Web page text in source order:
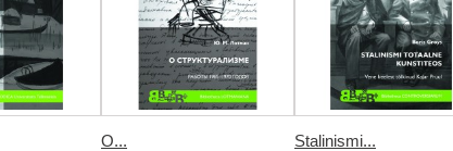
О... Stalinismi...